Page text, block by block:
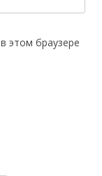
этом браузере